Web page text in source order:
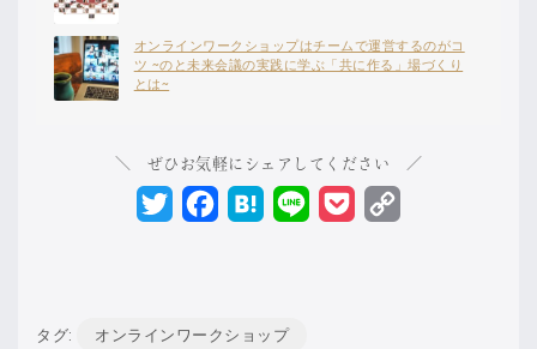
オンラインワークショップはチームで運営するのがコ
ツ ~のと未来会議の実践に学ぶ「共に作る」場づくり
とは~
＼ ぜひお気軽にシェアしてください ／
TwitterFacebook
HatenaLine Pocket
タグ: オンラインワークショップ